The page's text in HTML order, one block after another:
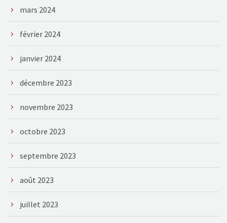
mars 2024
février 2024
janvier 2024
décembre 2023
novembre 2023
octobre 2023
septembre 2023
août 2023
juillet 2023